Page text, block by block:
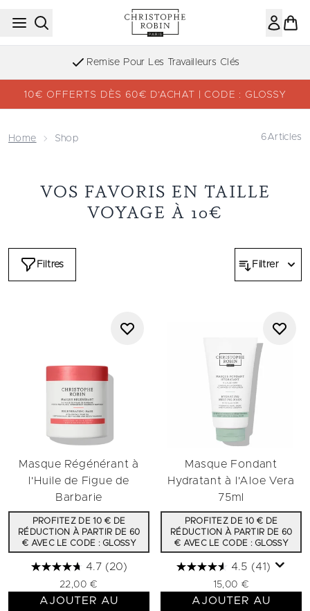
Passer au contenu principal
Remise Pour Les Travailleurs Clés
10€ OFFERTS DÈS 60€ D’ACHAT | CODE : GLOSSY
Home Shop 6Articles
VOS FAVORIS EN TAILLE
VOYAGE À 10€
Filtres Filtrer
Masque Régénérant à
l'Huile de Figue de
Barbarie
PROFITEZ DE 10 € DE
RÉDUCTION À PARTIR DE 60
€ AVEC LE CODE : GLOSSY
4.7 (20)
22,00 €
AJOUTER AU
Masque Fondant
Hydratant à l'Aloe Vera
75ml
PROFITEZ DE 10 € DE
RÉDUCTION À PARTIR DE 60
€ AVEC LE CODE : GLOSSY
4.5 (41)
15,00 €
AJOUTER AU